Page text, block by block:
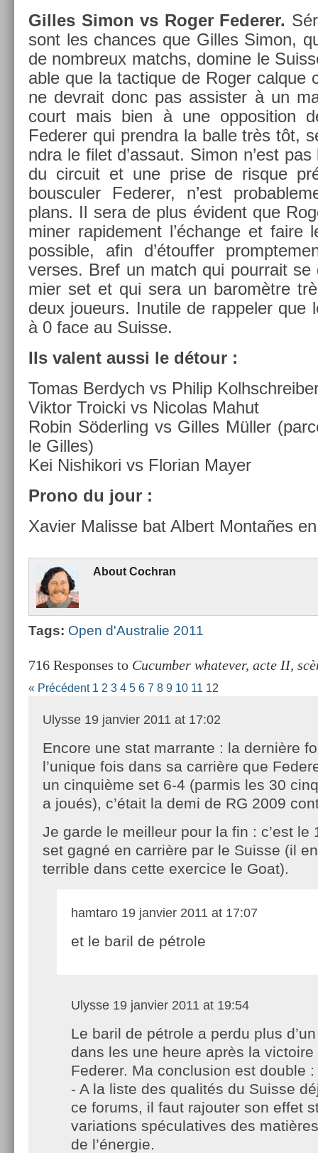
Gil­les Simon vs Roger Feder­er.
sont les chan­ces que Gil­les Simon,
de nombreux matchs, domine le
able que la tac­tique de Roger cal­que
ne de­vrait donc pas as­sist­er à un
court mais bien à une op­posi­tion
Feder­er qui pre­ndra la balle très tôt,
ndra le filet d’as­saut. Simon n’est
du cir­cuit et une prise de ris­que
bous­cul­er Feder­er, n’est
plans. Il sera de plus évident que
min­er rapide­ment l’échan­ge et faire
pos­sible, afin d’étouff­er
verses. Bref un match qui pour­rait
mi­er set et qui sera un baromètre
deux joueurs. In­utile de rap­pel­er que
à 0 face au Suis­se.
Ils valent aussi le détour :
Tomas Be­rdych vs Philip
Vik­tor Troic­ki vs Nicolas Mahut
Robin Söderl­ing vs Gil­les Müller
le Gil­les)
Kei Nis­hikori vs Florian Mayer
Prono du jour :
Xavi­er Mal­is­se bat Al­bert Montañes
About Co­chran
Tags: Open d'Australie 2011
716 Responses to Cucumber whatever, acte II,
« Précédent 1 2 3 4 5 6 7 8 9 10 11 12
Ulysse 19 janvier 2011 at 17:02
Encore une stat marrante : la dernière
l’unique fois dans sa carrière que
un cinquième set 6-4 (parmis les 30
a joués), c’était la demi de RG 2009
Je garde le meilleur pour la fin : c’est le
set gagné en carrière par le Suisse (il
terrible dans cette exercice le Goat).
hamtaro 19 janvier 2011 at 17:07
et le baril de pétrole
Ulysse 19 janvier 2011 at 19:54
Le baril de pétrole a perdu plus
dans les une heure après la victoire
Federer. Ma conclusion est double :
- A la liste des qualités du Suisse
ce forums, il faut rajouter son effet
variations spéculatives des
de l’énergie.